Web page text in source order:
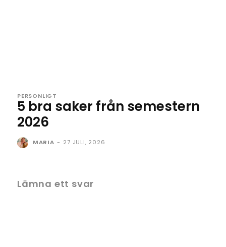
PERSONLIGT
5 bra saker från semestern
2026
MARIA - 27 JULI, 2026
Lämna ett svar